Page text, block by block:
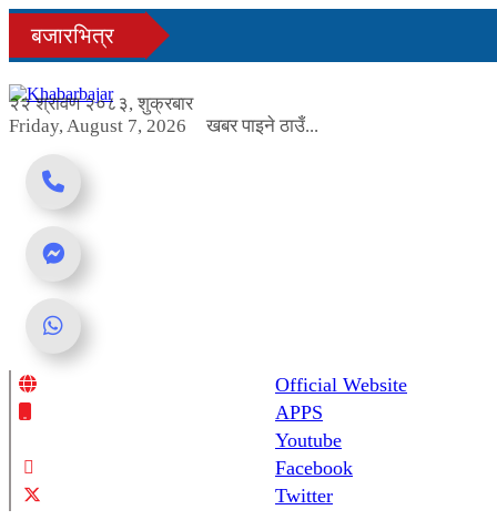
Skip
content
बजारभित्र
२२ श्रावण २०८३, शुक्रबार
Friday, August 7, 2026
खबर पाइने ठाउँ...
Online News Portal
Official Website
APPS
Youtube
Facebook
Twitter